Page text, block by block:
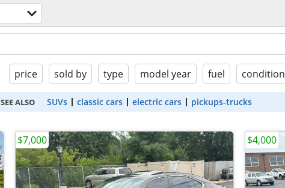
price sold by type model year fuel condition
SEE ALSO SUVs classic cars electric cars pickups-trucks
$7,000 $4,000